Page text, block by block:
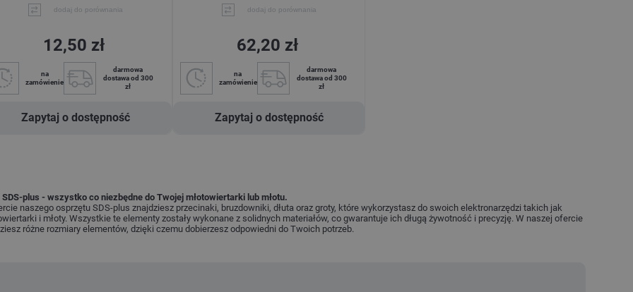
dodaj do porównania
12,50 zł
na
zamówienie
darmowa
dostawa od 300
zł
Zapytaj o dostępność
dodaj do porównania
62,20 zł
na
zamówienie
darmowa
dostawa od 300
zł
Zapytaj o dostępność
SDS-plus - wszystko co niezbędne do Twojej młotowiertarki lub młotu.
naszego osprzętu SDS-plus znajdziesz przecinaki, bruzdowniki, dłuta oraz groty, które wykorzystasz do swoich elektronarzędzi takich jak
i młoty. Wszystkie te elementy zostały wykonane z solidnych materiałów, co gwarantuje ich długą żywotność i precyzję. W naszej ofercie
różne rozmiary elementów, dzięki czemu dobierzesz odpowiedni do Twoich potrzeb.